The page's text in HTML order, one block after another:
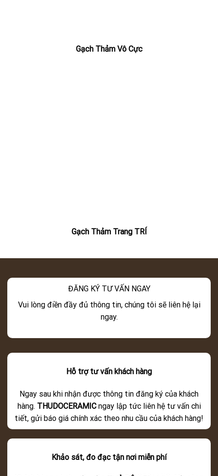
Gạch Thảm Vô Cực
Gạch Thảm Trang TRÍ
ĐĂNG KÝ TƯ VẤN NGAY
Vui lòng điền đầy đủ thông tin, chúng tôi sẽ liên hệ lại
ngay.
Hỗ trợ tư vấn khách hàng
Ngay sau khi nhận được thông tin đăng ký của khách
hàng. THUDOCERAMIC ngay lập tức liên hệ tư vấn chi
tiết, gửi báo giá chính xác theo nhu cầu của khách hàng!
Khảo sát, đo đạc tận nơi miễn phí